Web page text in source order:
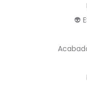
👽